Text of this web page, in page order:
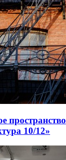
пространство
10/12»